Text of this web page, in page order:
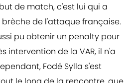
de match, c'est lui qui a
de l'attaque française.
pu obtenir un penalty pour
intervention de la VAR, il n'a
Fodé Sylla s'est